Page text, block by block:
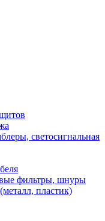
светосигнальная
фильтры, шнуры
пластик)